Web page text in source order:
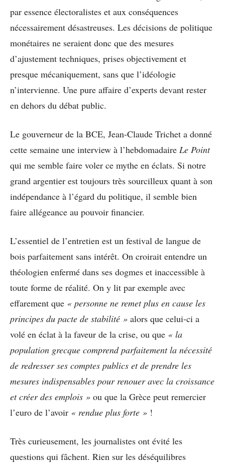
par essence électoralistes et aux conséquences
nécessairement désastreuses. Les décisions de politique
monétaires ne seraient donc que des mesures
d’ajustement techniques, prises objectivement et
presque mécaniquement, sans que l’idéologie
n’intervienne. Une pure affaire d’experts devant rester
en dehors du débat public.
Le gouverneur de la BCE, Jean-Claude Trichet a donné
cette semaine une interview à l’hebdomadaire Le Point
qui me semble faire voler ce mythe en éclats. Si notre
grand argentier est toujours très sourcilleux quant à son
indépendance à l’égard du politique, il semble bien
faire allégeance au pouvoir financier.
L’essentiel de l’entretien est un festival de langue de
bois parfaitement sans intérêt. On croirait entendre un
théologien enfermé dans ses dogmes et inaccessible à
toute forme de réalité. On y lit par exemple avec
effarement que « personne ne remet plus en cause les
principes du pacte de stabilité » alors que celui-ci a
volé en éclat à la faveur de la crise, ou que « la
population grecque comprend parfaitement la nécessité
de redresser ses comptes publics et de prendre les
mesures indispensables pour renouer avec la croissance
et créer des emplois » ou que la Grèce peut remercier
l’euro de l’avoir « rendue plus forte » !
Très curieusement, les journalistes ont évité les
questions qui fâchent. Rien sur les déséquilibres